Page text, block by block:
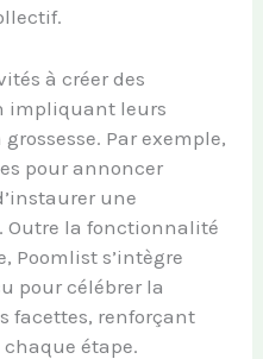
à créer des
impliquant leurs
Par exemple,
pour annoncer
une
Outre la fonctionnalité
Poomlist s’intègre
pour célébrer la
facettes, renforçant
étape.